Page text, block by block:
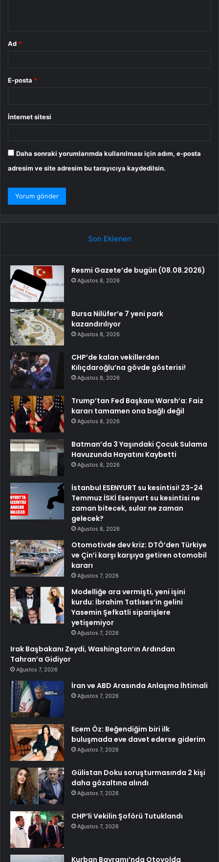
Ad *
E-posta *
İnternet sitesi
Daha sonraki yorumlarımda kullanılması için adım, e-posta
adresim ve site adresim bu tarayıcıya kaydedilsin.
Son Eklenen
Resmi Gazete’de bugün (08.08.2026)
Ağustos 8, 2026
Bursa Nilüfer’e 7 yeni park
kazandırılıyor
Ağustos 8, 2026
CHP’de kalan vekillerden
Kılıçdaroğlu’na gövde gösterisi!
Ağustos 8, 2026
Trump’tan Fed Başkanı Warsh’a: Faiz
kararı tamamen ona bağlı değil
Ağustos 8, 2026
Batman’da 3 Yaşındaki Çocuk Sulama
Havuzunda Hayatını Kaybetti
Ağustos 8, 2026
İstanbul ESENYURT su kesintisi! 23-24
Temmuz İSKİ Esenyurt su kesintisi ne
zaman bitecek, sular ne zaman
gelecek?
Ağustos 8, 2026
Otomotivde dev kriz: DTÖ’den Türkiye
ve Çin’i karşı karşıya getiren otomobil
kararı
Ağustos 7, 2026
Modelliğe ara vermişti, yeni işini
kurdu: İbrahim Tatlıses’in gelini
Yasemin Şefkatli siparişlere
yetişemiyor
Ağustos 7, 2026
Irak Başbakanı Zeydi, Washington’ın Ardından
Tahran’a Gidiyor
Ağustos 7, 2026
İran ve ABD Arasında Anlaşma İhtimali
Ağustos 7, 2026
Ecem Öz: Beğendiğim biri ilk
buluşmada eve davet ederse giderim
Ağustos 7, 2026
Gülistan Doku soruşturmasında 2 kişi
daha gözaltına alındı
Ağustos 7, 2026
CHP’li Vekilin Şoförü Tutuklandı
Ağustos 7, 2026
Kurban Bayramı’nda Otoyolda